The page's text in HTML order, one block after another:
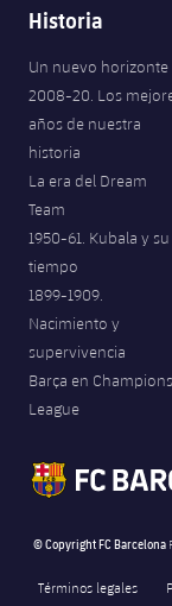
Historia
Un nuevo horizonte
2008-20. Los
años de nuestra
historia
La era del Dream
Team
1950-61. Kubala y su
tiempo
1899-1909.
Nacimiento y
supervivencia
Barça en Champions
League
© Copyright FC Barcelona
Términos legales